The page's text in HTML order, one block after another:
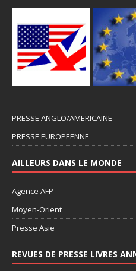
PRESSE ANGLO/AMERICAINE
PRESSE EUROPEENNE
AILLEURS DANS LE MONDE
Agence AFP
Moyen-Orient
Presse Asie
REVUES DE PRESSE LIVRES